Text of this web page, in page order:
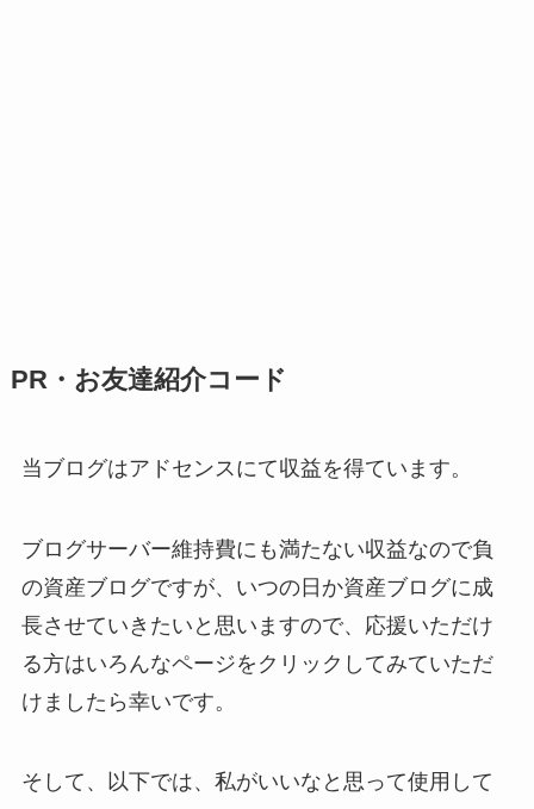
PR・お友達紹介コード
当ブログはアドセンスにて収益を得ています。
ブログサーバー維持費にも満たない収益なので負
の資産ブログですが、いつの日か資産ブログに成
長させていきたいと思いますので、応援いただけ
る方はいろんなページをクリックしてみていただ
けましたら幸いです。
そして、以下では、私がいいなと思って使用して